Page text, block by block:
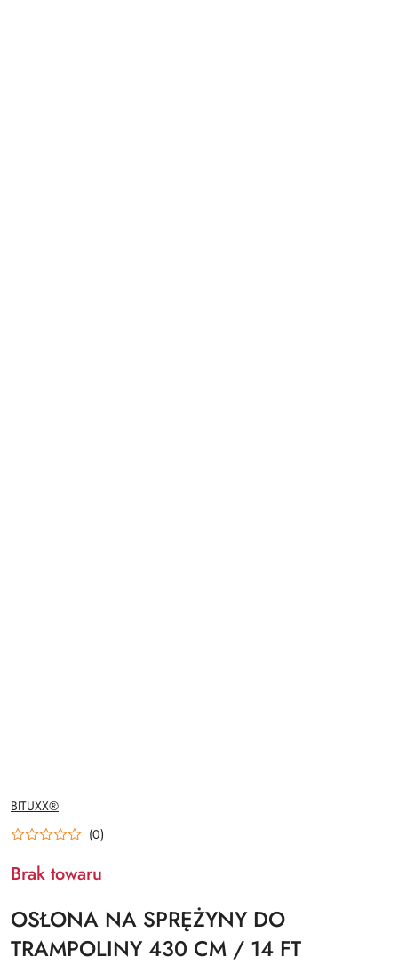
NAZWA
PRODUCENTA:
BITUXX®
(0)
Brak towaru
OSŁONA NA SPRĘŻYNY DO
TRAMPOLINY 430 CM / 14 FT